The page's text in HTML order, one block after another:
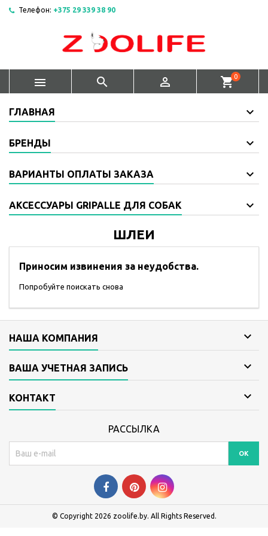
Телефон: +375 29 339 38 90
   shopping_cart0
ГЛАВНАЯ
БРЕНДЫ
ВАРИАНТЫ ОПЛАТЫ ЗАКАЗА
АКСЕССУАРЫ GRIPALLE ДЛЯ СОБАК
ШЛЕИ
Приносим извинения за неудобства.
Попробуйте поискать снова
НАША КОМПАНИЯ 
ВАША УЧЕТНАЯ ЗАПИСЬ 
КОНТАКТ 
РАССЫЛКА
© Copyright 2026 zoolife.by. All Rights Reserved.